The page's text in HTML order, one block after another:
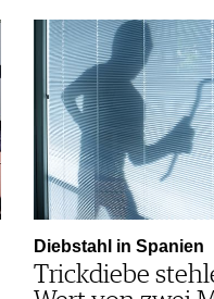
Diebstahl in Spanien
Trickdiebe